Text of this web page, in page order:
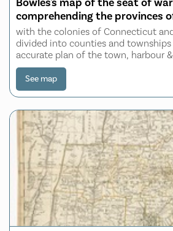
comprehending the provinces
Bay, and New Hampshire
with the colonies of Connecticut
divided into counties and
accurate plan of the town, harbour
See map